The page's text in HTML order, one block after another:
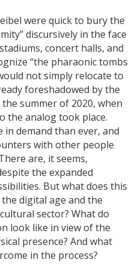
were quick to bury the
discursively in the face
concert halls, and
“the pharaonic tombs
not simply relocate to
foreshadowed by the
summer of 2020, when
the analog took place.
demand than ever, and
with other people
are, it seems,
the expanded
But what does this
digital age and the
sector? What do
look like in view of the
presence? And what
in the process?